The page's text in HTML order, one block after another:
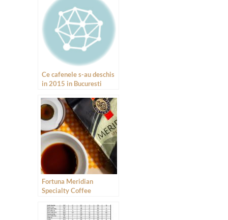
Ce cafenele s-au deschis
in 2015 in Bucuresti
Fortuna Meridian
Specialty Coffee